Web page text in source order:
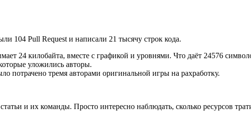
104 Pull Request и написали 21 тысячу строк кода.
24 килобайта, вместе с графикой и уровнями. Что даёт 24576
уложились авторы.
потрачено тремя авторами оригинальной игры на рахработку.
и их команды. Просто интересно наблюдать, сколько ресурсов